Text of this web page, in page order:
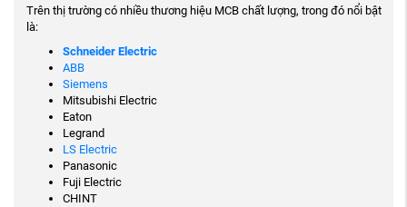
Trên thị trường có nhiều thương hiệu MCB chất lượng, trong đó nổi bật
là:
Schneider Electric
ABB
Siemens
Mitsubishi Electric
Eaton
Legrand
LS Electric
Panasonic
Fuji Electric
CHINT